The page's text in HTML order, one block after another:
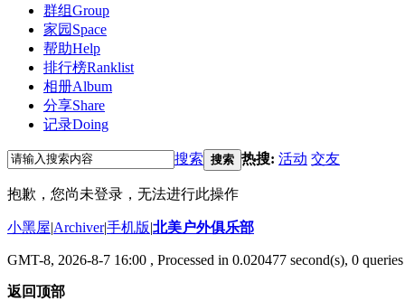
群组Group
家园 Space
帮助Help
排行榜Ranklist
相册Album
分享Share
记录Doing
搜索 搜索 热搜: 活动 交友
抱歉，您尚未登录，无法进行此操作
小黑屋|Archiver|手机版|北美户外俱乐部
GMT-8, 2026-8-7 16:00 , Processed in 0.020477 second(s), 0
返回顶部